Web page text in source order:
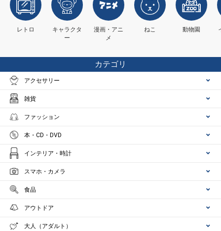
レトロ
キャラクタ
ー
漫画・アニ
メ
ねこ 動物園
カテゴリ
アクセサリー
雑貨
ファッション
本・CD・DVD
インテリア・時計
スマホ・カメラ
食品
アウトドア
大人（アダルト）